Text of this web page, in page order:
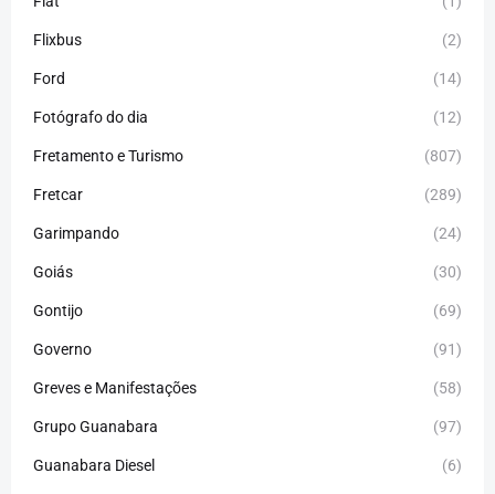
Flixbus (2)
Ford (14)
Fotógrafo do dia (12)
Fretamento e Turismo (807)
Fretcar (289)
Garimpando (24)
Goiás (30)
Gontijo (69)
Governo (91)
Greves e Manifestações (58)
Grupo Guanabara (97)
Guanabara Diesel (6)